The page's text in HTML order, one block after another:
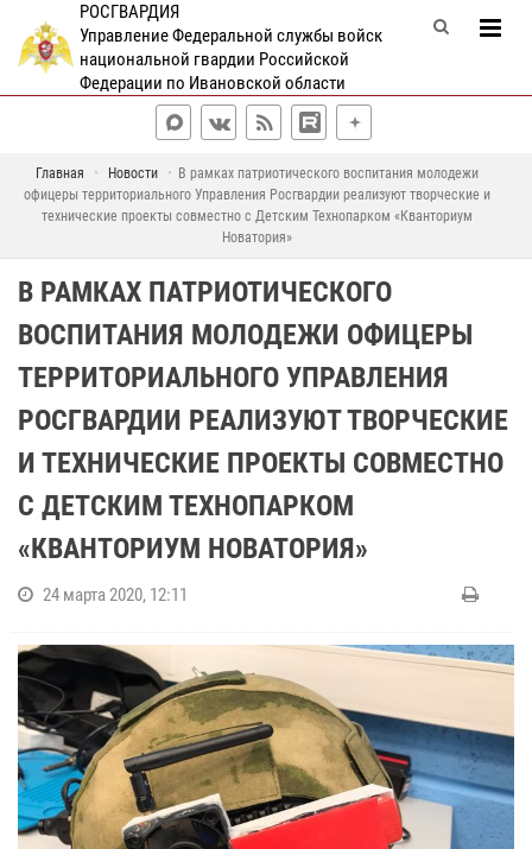
РОСГВАРДИЯ
Управление Федеральной службы войск
национальной гвардии Российской
Федерации по Ивановской области
Главная Новости
В рамках патриотического воспитания молодежи
офицеры территориального Управления Росгвардии реализуют творческие и
технические проекты совместно с Детским Технопарком «Кванториум
Новатория»
В РАМКАХ ПАТРИОТИЧЕСКОГО
ВОСПИТАНИЯ МОЛОДЕЖИ ОФИЦЕРЫ
ТЕРРИТОРИАЛЬНОГО УПРАВЛЕНИЯ
РОСГВАРДИИ РЕАЛИЗУЮТ ТВОРЧЕСКИЕ
И ТЕХНИЧЕСКИЕ ПРОЕКТЫ СОВМЕСТНО
С ДЕТСКИМ ТЕХНОПАРКОМ
«КВАНТОРИУМ НОВАТОРИЯ»
24 марта 2020, 12:11